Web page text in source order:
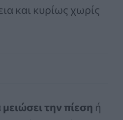
και κυρίως χωρίς
την πίεση ή